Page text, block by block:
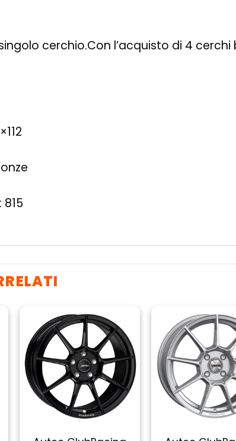
cerchio.Con l’acquisto di 4